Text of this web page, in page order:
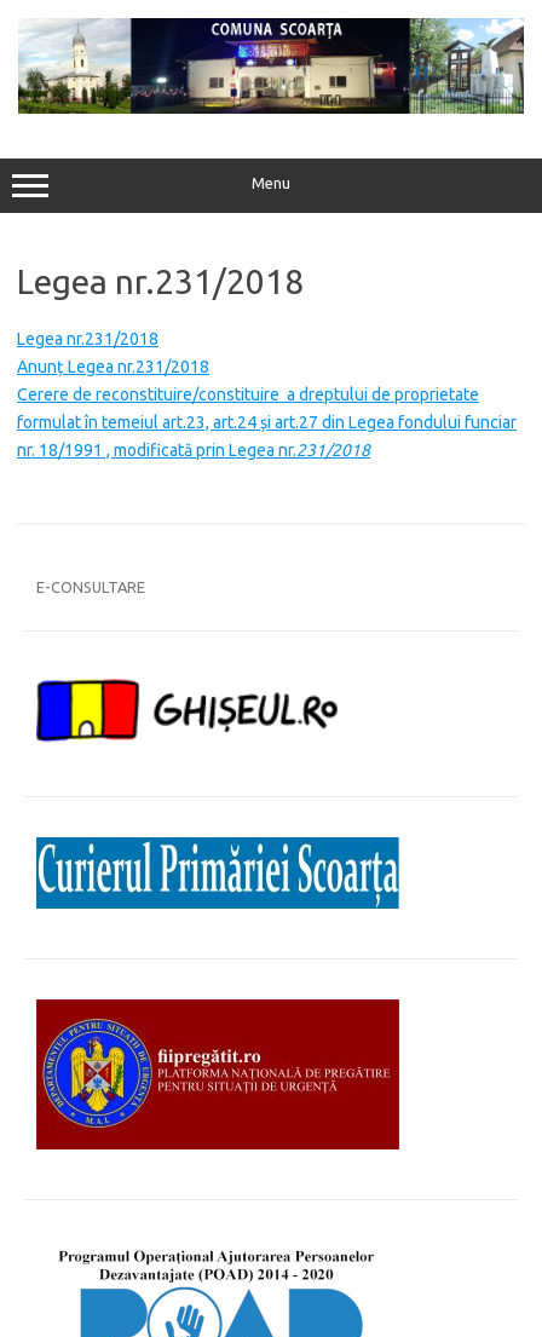
conținut
Menu
Legea nr.231/2018
Legea nr.231/2018
Anunț Legea nr.231/2018
Cerere de reconstituire/constituire a dreptului de proprietate
formulat în temeiul art.23, art.24 și art.27 din Legea fondului funciar
nr. 18/1991 , modificată prin Legea nr.231/2018
E-CONSULTARE